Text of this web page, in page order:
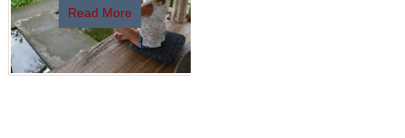
Read More